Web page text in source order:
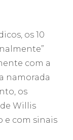
os 10
com a
namorada
os
Willis
e com sinais